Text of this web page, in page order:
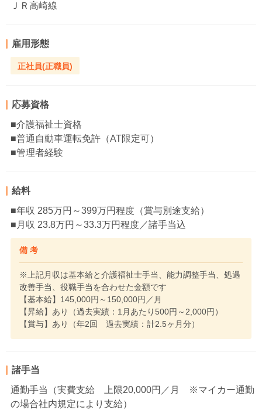
ＪＲ高崎線
雇用形態
正社員(正職員)
応募資格
■介護福祉士資格
■普通自動車運転免許（AT限定可）
■管理者経験
給料
■年収 285万円～399万円程度（賞与別途支給）
■月収 23.8万円～33.3万円程度／諸手当込
備 考
※上記月収は基本給と介護福祉士手当、能力調整手当、処遇
改善手当、役職手当を合わせた金額です
【基本給】145,000円～150,000円／月
【昇給】あり（過去実績：1月あたり500円～2,000円）
【賞与】あり（年2回 過去実績：計2.5ヶ月分）
諸手当
通勤手当（実費支給 上限20,000円／月 ※マイカー通勤
の場合社内規定により支給）